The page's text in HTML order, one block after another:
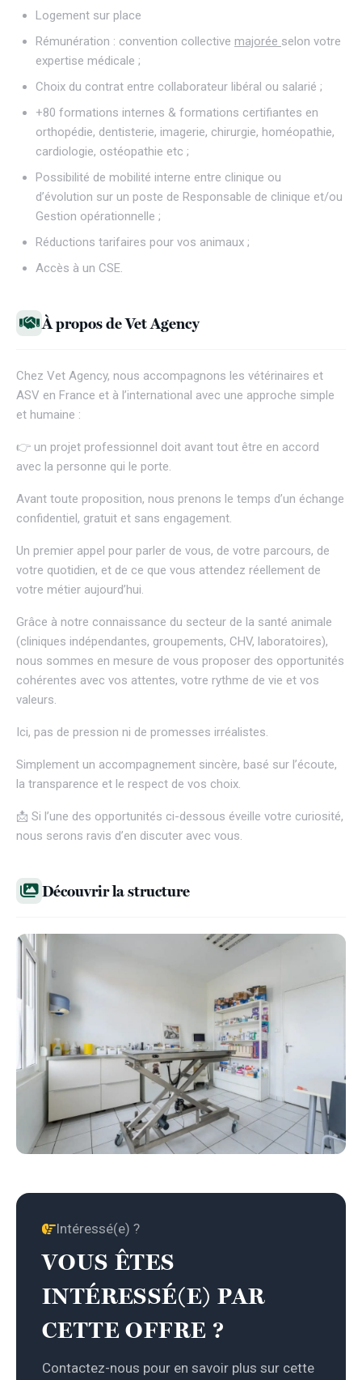
Logement sur place
Rémunération : convention collective majorée selon votre
expertise médicale ;
Choix du contrat entre collaborateur libéral ou salarié ;
+80 formations internes & formations certifiantes en
orthopédie, dentisterie, imagerie, chirurgie, homéopathie,
cardiologie, ostéopathie etc ;
Possibilité de mobilité interne entre clinique ou
d’évolution sur un poste de Responsable de clinique et/ou
Gestion opérationnelle ;
Réductions tarifaires pour vos animaux ;
Accès à un CSE.
À propos de Vet Agency
Chez Vet Agency, nous accompagnons les vétérinaires et
ASV en France et à l’international avec une approche simple
et humaine :
👉 un projet professionnel doit avant tout être en accord
avec la personne qui le porte.
Avant toute proposition, nous prenons le temps d’un échange
confidentiel, gratuit et sans engagement.
Un premier appel pour parler de vous, de votre parcours, de
votre quotidien, et de ce que vous attendez réellement de
votre métier aujourd’hui.
Grâce à notre connaissance du secteur de la santé animale
(cliniques indépendantes, groupements, CHV, laboratoires),
nous sommes en mesure de vous proposer des opportunités
cohérentes avec vos attentes, votre rythme de vie et vos
valeurs.
Ici, pas de pression ni de promesses irréalistes.
Simplement un accompagnement sincère, basé sur l’écoute,
la transparence et le respect de vos choix.
📩 Si l’une des opportunités ci-dessous éveille votre curiosité,
nous serons ravis d’en discuter avec vous.
Découvrir la structure
Intéressé(e) ?
VOUS ÊTES
INTÉRESSÉ(E) PAR
CETTE OFFRE ?
Contactez-nous pour en savoir plus sur cette